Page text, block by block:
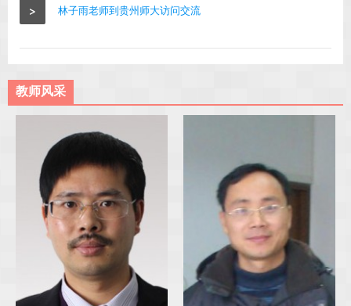
> 林子雨老师到贵州师大访问交流
教师风采